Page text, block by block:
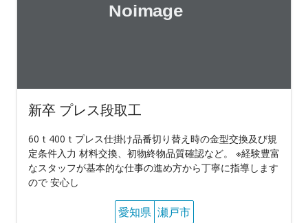
新卒 プレス段取工
60ｔ400ｔプレス仕掛け品番切り替え時の金型交換及び規
定条件入力 材料交換、初物終物品質確認など。 ※経験豊富
なスタッフが基本的な仕事の進め方から丁寧に指導します
ので 安心し
愛知県 瀬戸市